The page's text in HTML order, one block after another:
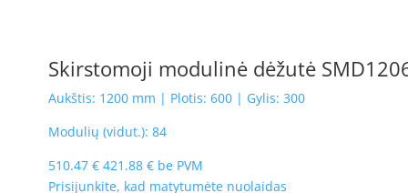
Skirstomoji modulinė dėžutė
Aukštis: 1200 mm | Plotis: 600 | Gylis: 300
Modulių (vidut.): 84
510.47 € 421.88 € be PVM
Prisijunkite, kad matytumėte nuolaidas